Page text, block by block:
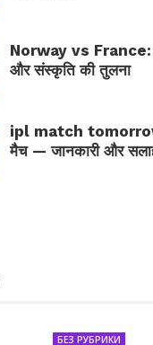
Norway vs France:
और संस्कृति की तुलना
ipl match
मैच — जानकारी और
БЕЗ РУБРИКИ